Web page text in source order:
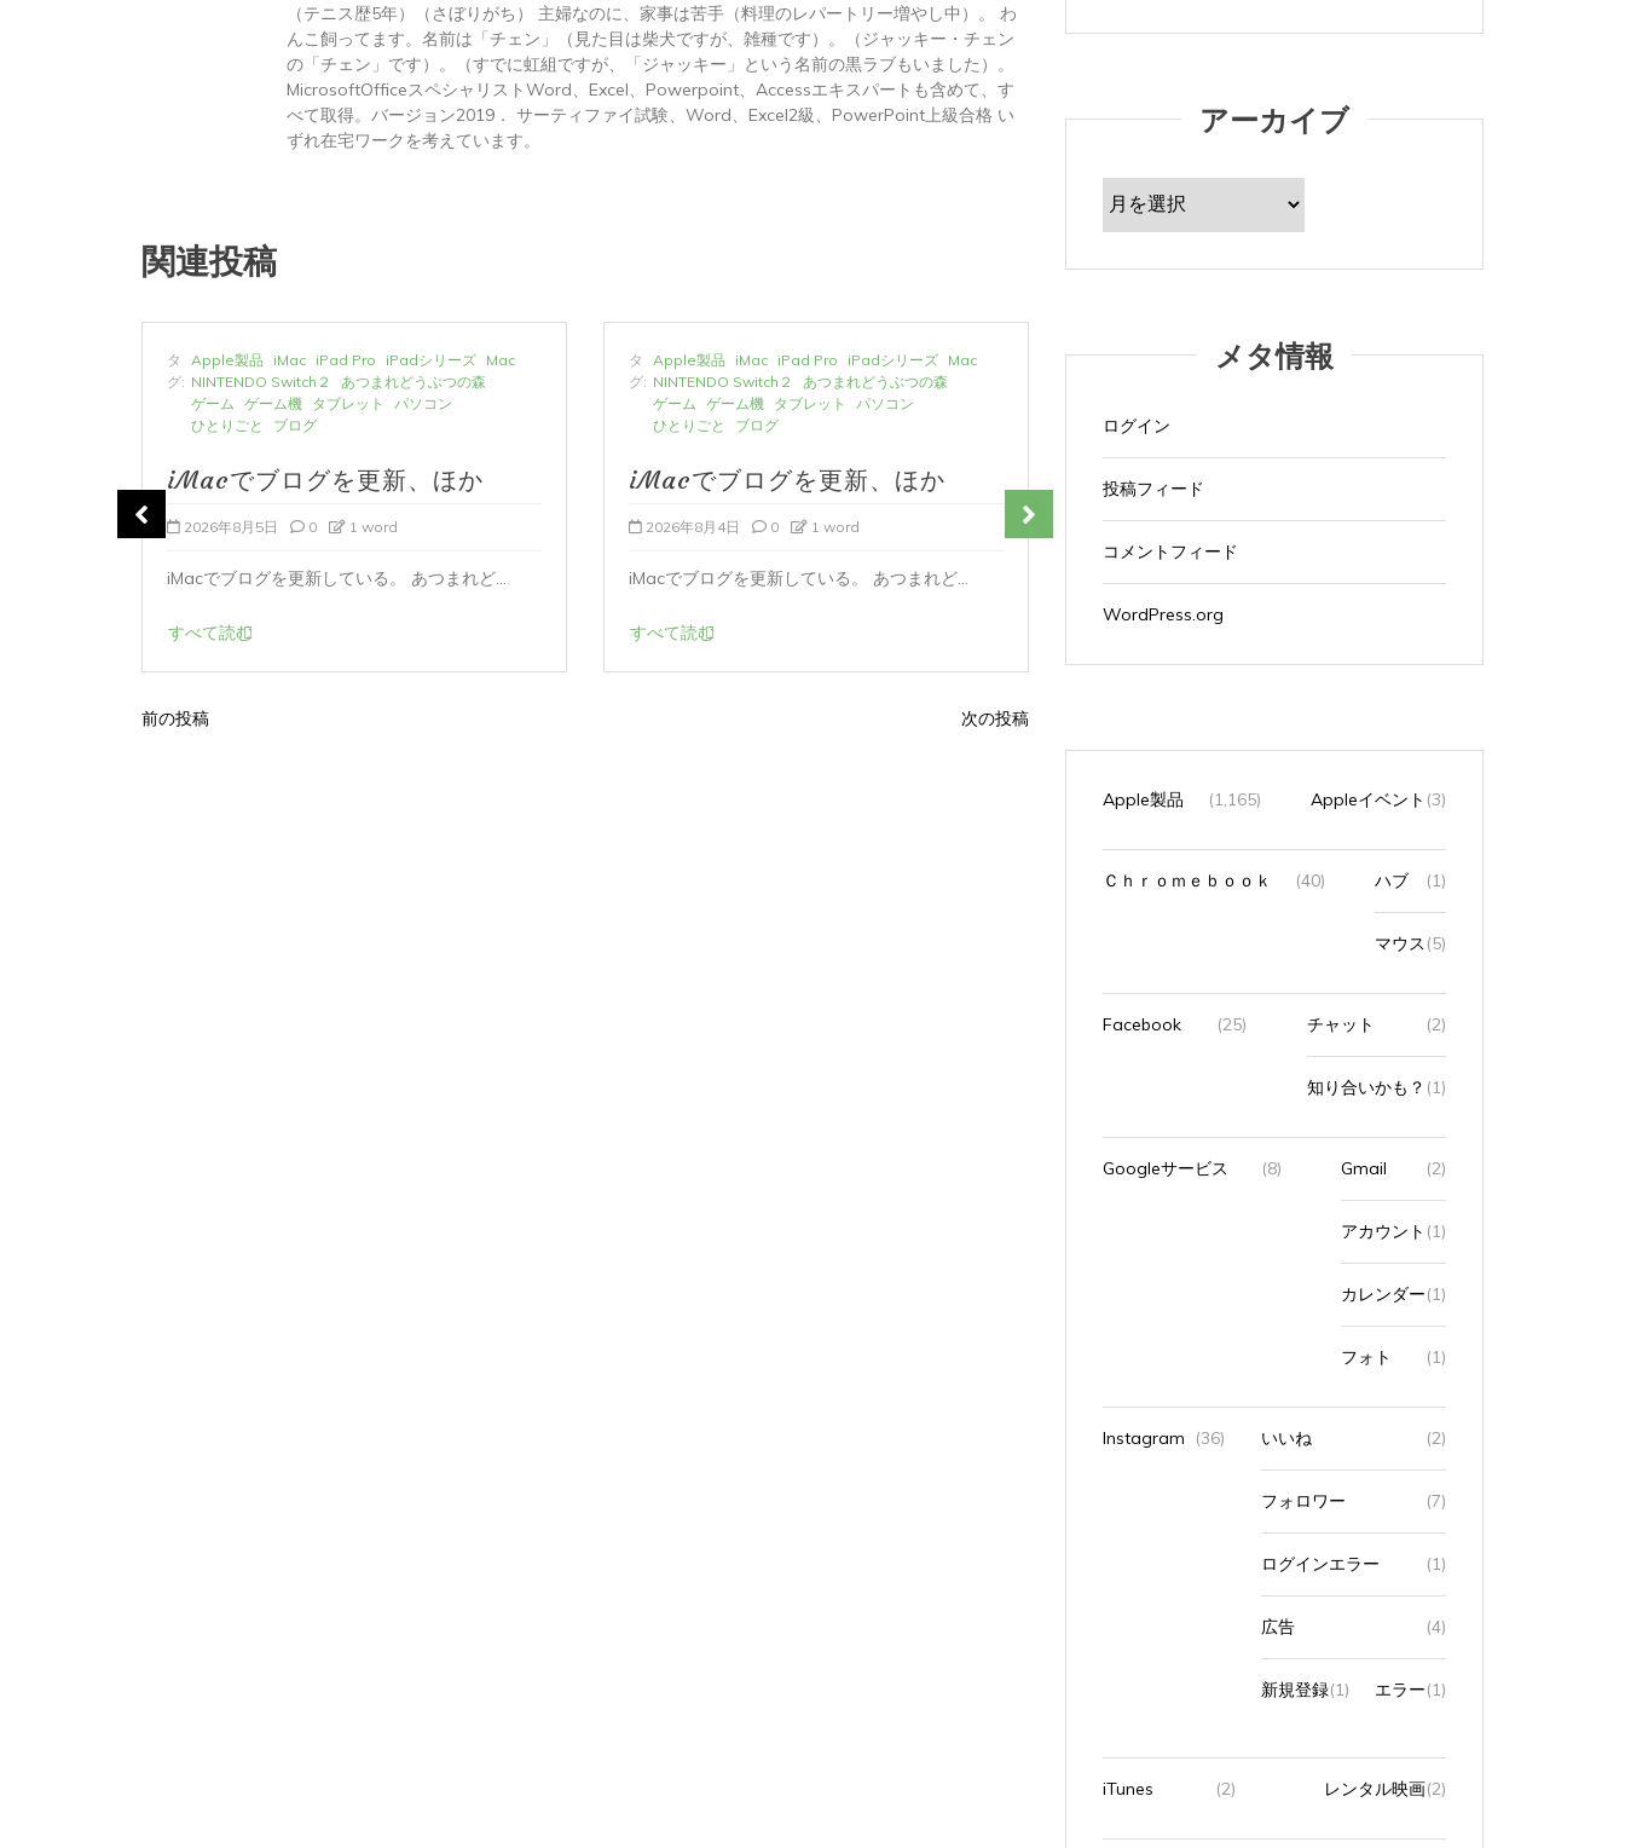
（テニス歴5年）（さぼりがち） 主婦なのに、家事は苦手（料理のレパートリー増やし中）。 わ
んこ飼ってます。名前は「チェン」（見た目は柴犬ですが、雑種です）。（ジャッキー・チェン
の「チェン」です）。（すでに虹組ですが、「ジャッキー」という名前の黒ラブもいました）。
MicrosoftOfficeスペシャリストWord、Excel、Powerpoint、Accessエキスパートも含めて、す
べて取得。バージョン2019． サーティファイ試験、Word、Excel2級、PowerPoint上級合格 い
ずれ在宅ワークを考えています。
関連投稿
タ
グ:
Apple製品 iMac iPad Pro iPadシリーズ Mac
NINTENDO Switch２
あつまれどうぶつの森
ゲーム ゲーム機 タブレット
パソコン
ひとりごと
ブログ
iMacでブログを更新、ほか
2026年8月5日 0 1 word
iMacでブログを更新している。 あつまれど...
すべて読む
タ
グ:
Apple製品 iMac iPad Pro iPadシリーズ Mac
NINTENDO Switch２
あつまれどうぶつの森
ゲーム ゲーム機 タブレット
パソコン
ひとりごと
ブログ
iMacでブログを更新、ほか
2026年8月4日 0 1 word
iMacでブログを更新している。 あつまれど...
すべて読む
タ Apple製品 iMac iPad Pro iPadシリーズ Mac
ひとりごと
iMacでブログを更新、ほか
2026年8月3日 0 1 word
iMacでブログを更新している。 あつまれど...
投
前の投稿 次の投稿
アーカイブ
ー
カ
イ
メタ情報
ログイン
投稿フィード
コメントフィード
WordPress.org
Apple製品 (1,165) Appleイベント (3)
Ｃｈｒｏｍｅｂｏｏｋ (40) ハブ (1)
マウス (5)
Facebook (25) チャット (2)
知り合いかも？ (1)
Googleサービス (8) Gmail (2)
アカウント (1)
カレンダー(1)
フォト (1)
Instagram (36) いいね (2)
フォロワー (7)
ログインエラー (1)
広告 (4)
新規登録(1) エラー(1)
iTunes (2) レンタル映画(2)